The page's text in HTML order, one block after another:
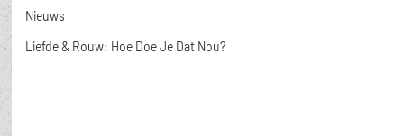
Nieuws
​Liefde & Rouw: Hoe Doe Je Dat Nou?